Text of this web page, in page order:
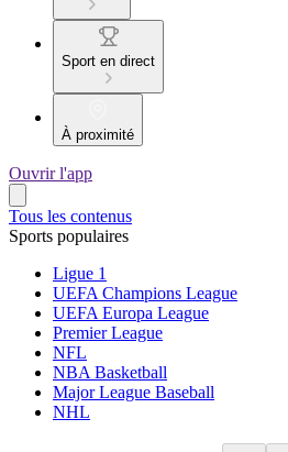
Sport en direct
À proximité
Ouvrir l'app
Tous les contenus
Sports populaires
Ligue 1
UEFA Champions League
UEFA Europa League
Premier League
NFL
NBA Basketball
Major League Baseball
NHL